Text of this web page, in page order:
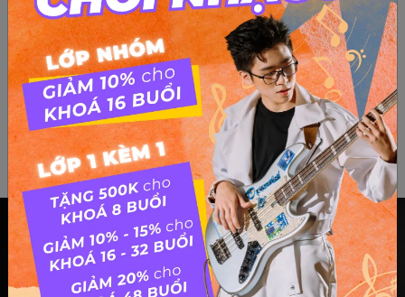
Chính sách & điều khoản
Thông Tin Chủ Sở Hữu Website
Điều Khoản Dành Cho Học Viên Và Gia Sư – Giảng Viên